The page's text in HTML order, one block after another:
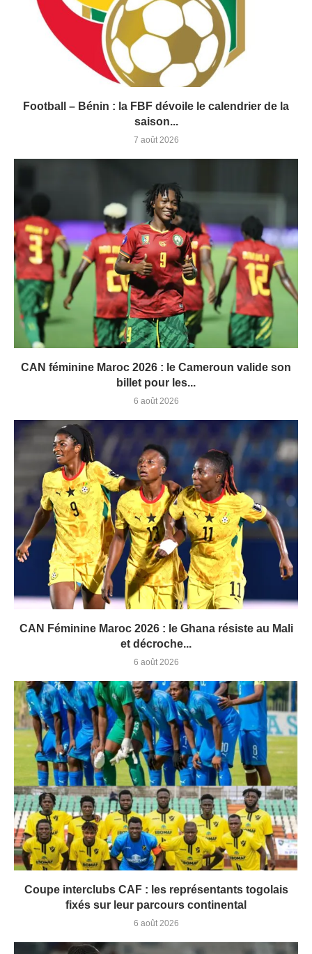
Football – Bénin : la FBF dévoile le calendrier de la
saison...
7 août 2026
CAN féminine Maroc 2026 : le Cameroun valide son
billet pour les...
6 août 2026
CAN Féminine Maroc 2026 : le Ghana résiste au Mali
et décroche...
6 août 2026
Coupe interclubs CAF : les représentants togolais
fixés sur leur parcours continental
6 août 2026